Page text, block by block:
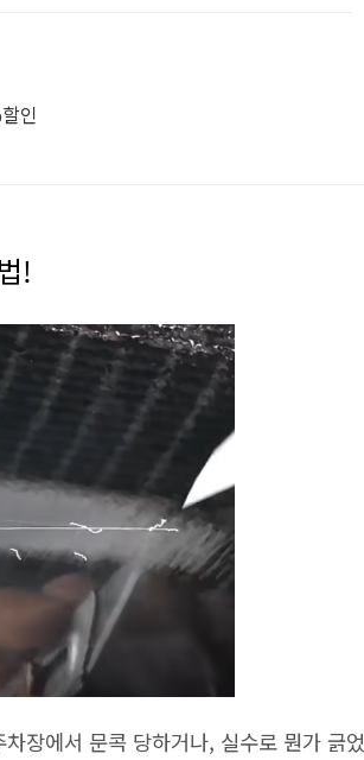
할인
!
장에서 문콕 당하거나, 실수로 뭔가 긁었